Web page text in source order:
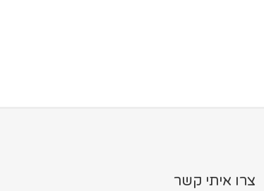
צרו איתי קשר